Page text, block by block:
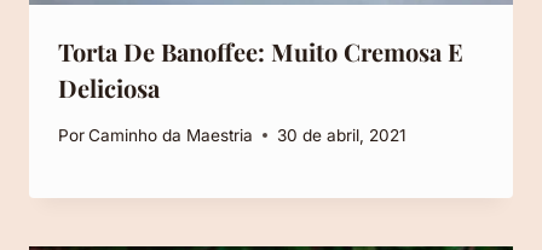
Torta De Banoffee: Muito Cremosa E
Deliciosa
PorCaminho da Maestria 30 de abril, 2021